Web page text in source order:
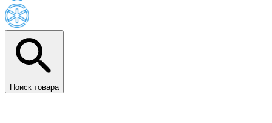
Поиск товара